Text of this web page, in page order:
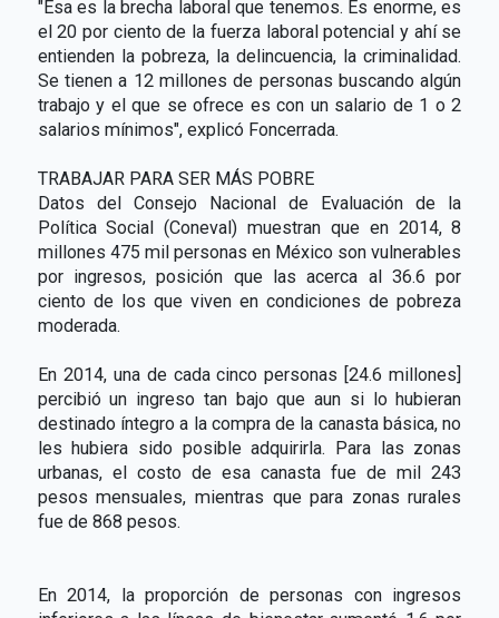
"Esa es la brecha laboral que tenemos. Es enorme, es
el 20 por ciento de la fuerza laboral potencial y ahí se
entienden la pobreza, la delincuencia, la criminalidad.
Se tienen a 12 millones de personas buscando algún
trabajo y el que se ofrece es con un salario de 1 o 2
salarios mínimos", explicó Foncerrada.
TRABAJAR PARA SER MÁS POBRE
Datos del Consejo Nacional de Evaluación de la
Política Social (Coneval) muestran que en 2014, 8
millones 475 mil personas en México son vulnerables
por ingresos, posición que las acerca al 36.6 por
ciento de los que viven en condiciones de pobreza
moderada.
En 2014, una de cada cinco personas [24.6 millones]
percibió un ingreso tan bajo que aun si lo hubieran
destinado íntegro a la compra de la canasta básica, no
les hubiera sido posible adquirirla. Para las zonas
urbanas, el costo de esa canasta fue de mil 243
pesos mensuales, mientras que para zonas rurales
fue de 868 pesos.
En 2014, la proporción de personas con ingresos